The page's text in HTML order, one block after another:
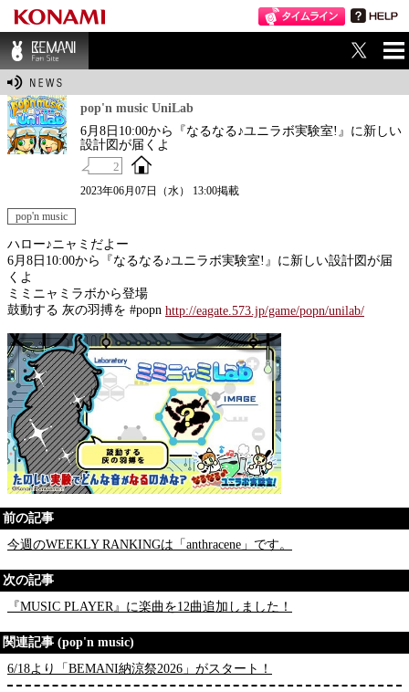
BEMANI Fan Sit
pop'n music UniLab
6月8日10:00から『なるなる♪ユニラボ実験室!』に新しい
設計図が届くよ
2
2023年06月07日（水） 13:00掲載
pop'n music
ハロー♪ニャミだよー
6月8日10:00から『なるなる♪ユニラボ実験室!』に新しい設計図が届
くよ
ミミニャミラボから登場
鼓動する 灰の羽搏を #popn http://eagate.573.jp/game/popn/unilab/
前の記事
今週のWEEKLY RANKINGは「anthracene」です。
次の記事
『MUSIC PLAYER』に楽曲を12曲追加しました！
関連記事 (pop'n music)
6/18より「BEMANI納涼祭2026」がスタート！